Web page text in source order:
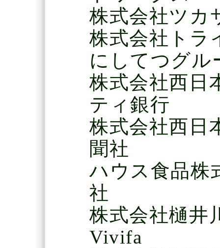
株式会社ツカ
株式会社ト
にしてつグル
株式会社西日
ティ銀行
株式会社西日
聞社
ハウス食品株
社
株式会社樋井
Vivifa